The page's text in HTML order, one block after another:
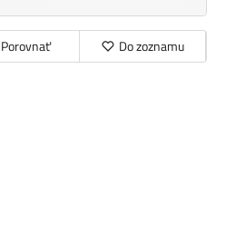
Porovnať Do zoznamu